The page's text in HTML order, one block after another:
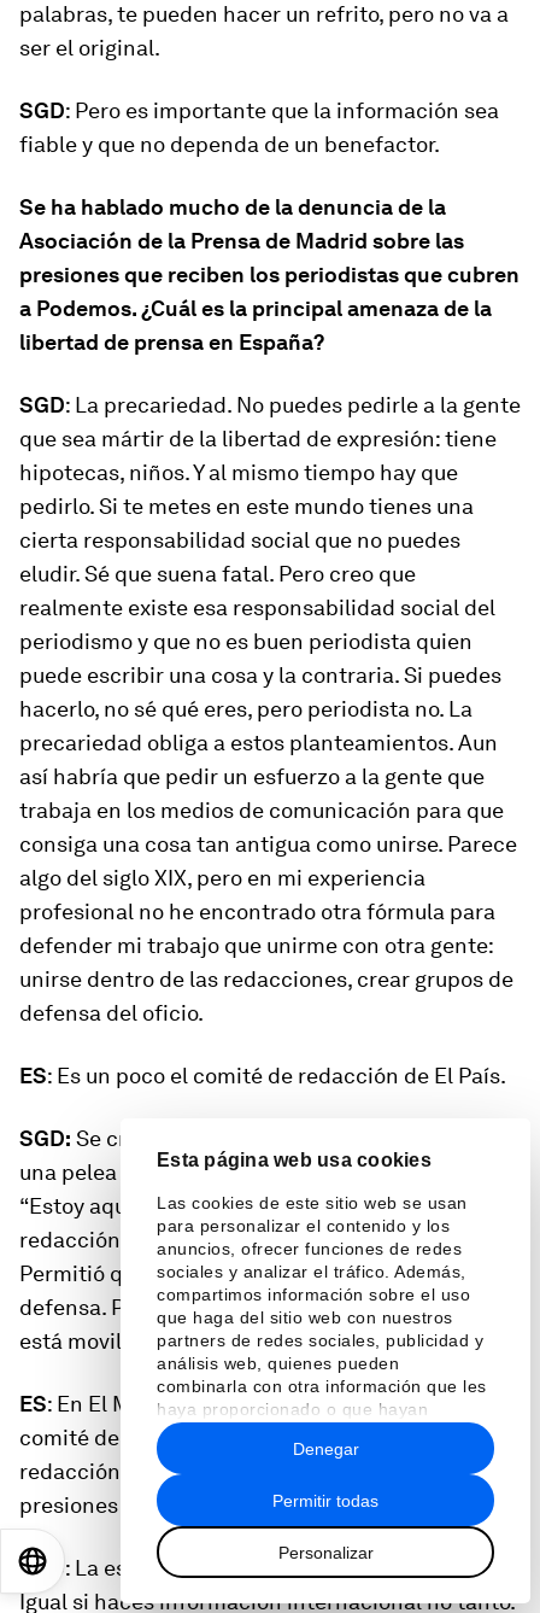
Esta página web usa cookies
Las cookies de este sitio web se usan
para personalizar el contenido y los
anuncios, ofrecer funciones de redes
sociales y analizar el tráfico. Además,
compartimos información sobre el uso
que haga del sitio web con nuestros
partners de redes sociales, publicidad y
análisis web, quienes pueden
combinarla con otra información que les
haya proporcionado o que hayan
recopilado a partir del uso que haya
hecho de sus servicios.
Permitir todas
Personalizar
Denegar
palabras, te pueden hacer un refrito, pero no va a
ser el original.
SGD: Pero es importante que la información sea
fiable y que no dependa de un benefactor.
Se ha hablado mucho de la denuncia de la
Asociación de la Prensa de Madrid sobre las
presiones que reciben los periodistas que cubren
a Podemos. ¿Cuál es la principal amenaza de la
libertad de prensa en España?
SGD: La precariedad. No puedes pedirle a la gente
que sea mártir de la libertad de expresión: tiene
hipotecas, niños. Y al mismo tiempo hay que
pedirlo. Si te metes en este mundo tienes una
cierta responsabilidad social que no puedes
eludir. Sé que suena fatal. Pero creo que
realmente existe esa responsabilidad social del
periodismo y que no es buen periodista quien
puede escribir una cosa y la contraria. Si puedes
hacerlo, no sé qué eres, pero periodista no. La
precariedad obliga a estos planteamientos. Aun
así habría que pedir un esfuerzo a la gente que
trabaja en los medios de comunicación para que
consiga una cosa tan antigua como unirse. Parece
algo del siglo XIX, pero en mi experiencia
profesional no he encontrado otra fórmula para
defender mi trabajo que unirme con otra gente:
unirse dentro de las redacciones, crear grupos de
defensa del oficio.
ES: Es un poco el comité de redacción de El País.
SGD: Se creó en un momento dado, aprovechando
una pelea a muerte por la propiedad. Y dijimos:
“Estoy aquí, ¿quieres que te ayude?” Y la
redacción pasó a tener un mínimo protagonismo.
Permitió que tuviera unos instrumentos de
defensa. Pero no vale de nada si la redacción no
está movilizada.
ES: En El Mundono lo había. Una cosa es un
comité de empresa y otra es que sea de la
redacción. Pero la precariedad hace que las
presiones sean más eficaces.
SGD: La esencia de tu oficio es recibir presiones.
Igual si haces información internacional no tanto.
EN